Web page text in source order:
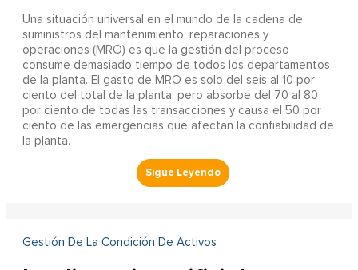
Una situación universal en el mundo de la cadena de
suministros del mantenimiento, reparaciones y
operaciones (MRO) es que la gestión del proceso
consume demasiado tiempo de todos los departamentos
de la planta. El gasto de MRO es solo del seis al 10 por
ciento del total de la planta, pero absorbe del 70 al 80
por ciento de todas las transacciones y causa el 50 por
ciento de las emergencias que afectan la confiabilidad de
la planta.
Gestión De La Condición De Activos